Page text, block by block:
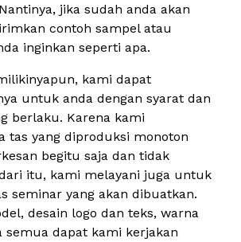
jika sudah anda akan
contoh sampel atau
inginkan seperti apa.
kami dapat
untuk anda dengan syarat dan
berlaku. Karena kami
tas yang diproduksi monoton
begitu saja dan tidak
itu, kami melayani juga untuk
seminar yang akan dibuatkan.
desain logo dan teks, warna
semua dapat kami kerjakan